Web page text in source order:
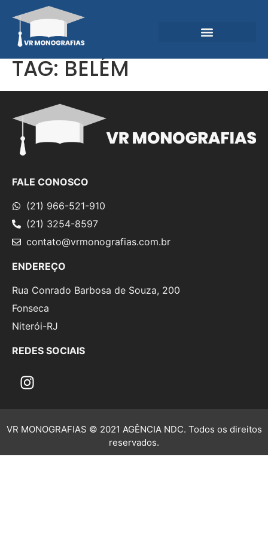
TAG:BELÉM
FALE CONOSCO
(21) 966-521-910
(21) 3254-8597
contato@vrmonografias.com.br
ENDEREÇO
Rua Conrado Barbosa de Souza, 200
Fonseca
Niterói-RJ
REDES SOCIAIS
VR MONOGRAFIAS © 2021 AGÊNCIA NDC. Todos os direitos
reservados.